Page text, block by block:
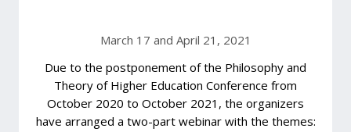
March 17 and April 21, 2021
Due to the postponement of the Philosophy and
Theory of Higher Education Conference from
October 2020 to October 2021, the organizers
have arranged a two-part webinar with the themes: